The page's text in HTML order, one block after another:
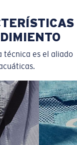
4. THIGH WIDE
técnica es el aliado